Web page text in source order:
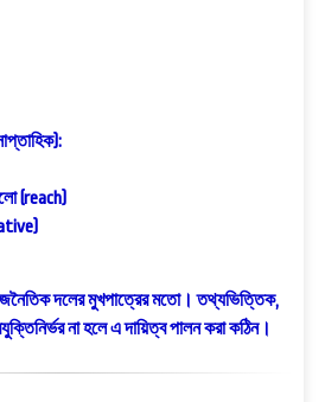
(reach)
দলের মুখপাত্রের মতো। তথ্যভিত্তিক,
না হলে এ দায়িত্ব পালন করা কঠিন।